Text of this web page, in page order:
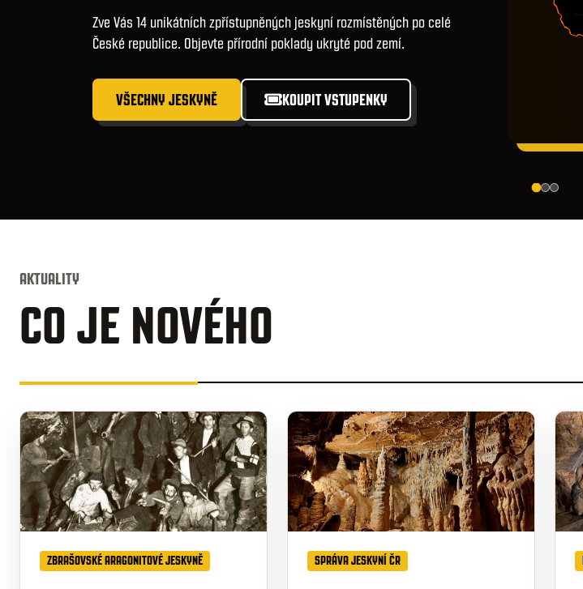
Zve Vás 14 unikátních zpřístupněných jeskyní rozmístěných po celé
České republice. Objevte přírodní poklady ukryté pod zemí.
VŠECHNY JESKYNĚ KOUPIT VSTUPENKY
AKTUALITY
CO JE NOVÉHO
ZBRAŠOVSKÉ ARAGONITOVÉ JESKYNĚ SPRÁVA JESKYNÍ ČR